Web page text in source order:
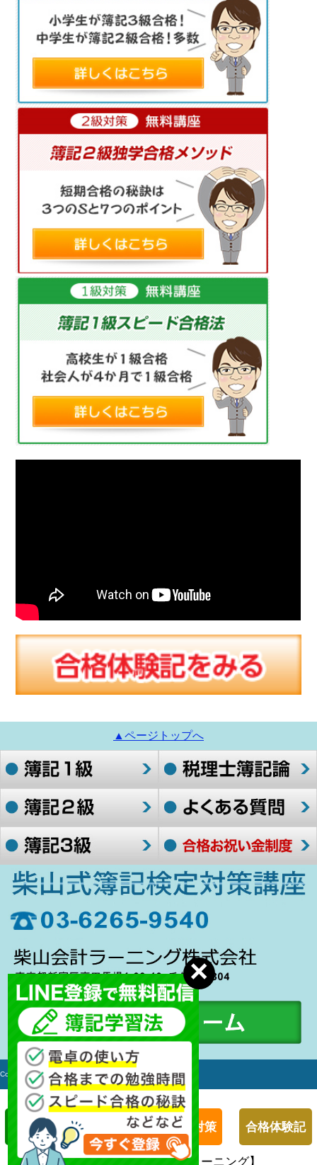
▲ページトップへ
簿記１級対策 簿記２級対策 合格体験記
２４時間受付【柴山会計ラーニング】
Copyright c 2006-2017 簿記検定対策講座 All rights Reserved.